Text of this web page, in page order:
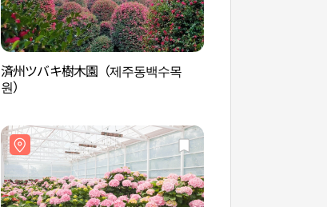
済州ツバキ樹木園（제주동백수목
원）